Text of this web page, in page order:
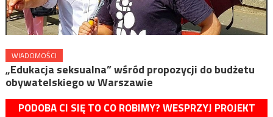
WIADOMOŚCI
„Edukacja seksualna” wśród propozycji do budżetu
obywatelskiego w Warszawie
PODOBA CI SIĘ TO CO ROBIMY? WESPRZYJ PROJEKT